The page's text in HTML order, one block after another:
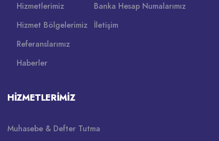
Hizmetlerimiz
Hizmet Bölgelerimiz
Referanslarımız
Haberler
Banka Hesap Numalarımız
İletişim
HIZMETLERIMIZ
Muhasebe & Defter Tutma